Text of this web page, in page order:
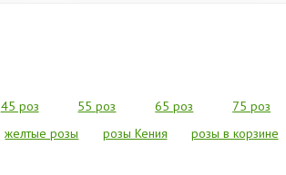
45 роз 55 роз 65 роз 75 роз
желтые розы розы Кения розы в корзине